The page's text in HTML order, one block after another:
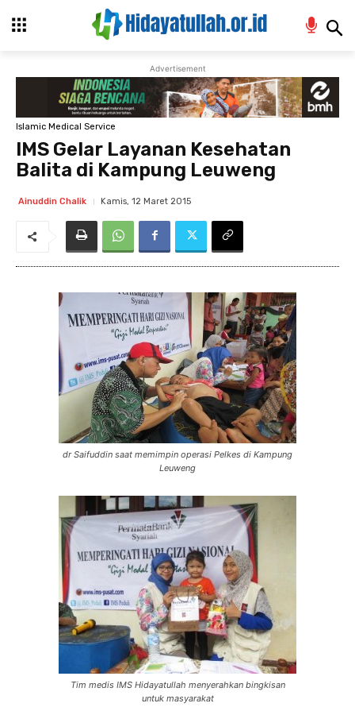
Advertisement
Islamic Medical Service
IMS Gelar Layanan Kesehatan
Balita di Kampung Leuweng
Ainuddin Chalik Kamis, 12 Maret 2015
dr Saifuddin saat memimpin operasi Pelkes di Kampung
Leuweng
Tim medis IMS Hidayatullah menyerahkan bingkisan
untuk masyarakat